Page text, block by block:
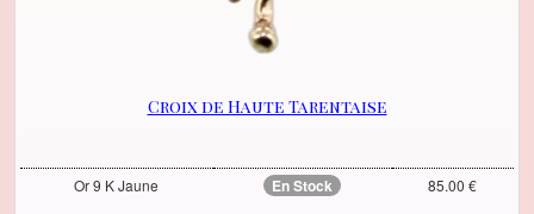
Croix de Haute Tarentaise
Or 9 K Jaune En Stock 85.00 €